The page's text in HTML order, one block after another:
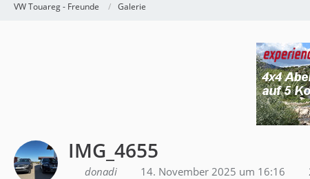
VW Touareg - Freunde Galerie
IMG_4655
donadi 14. November 2025 um 16:16